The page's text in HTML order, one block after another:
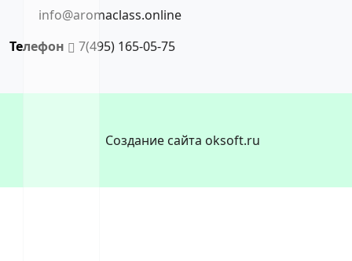
info@aromaclass.online
Телефон
7(495) 165-05-75
Создание сайта oksoft.ru